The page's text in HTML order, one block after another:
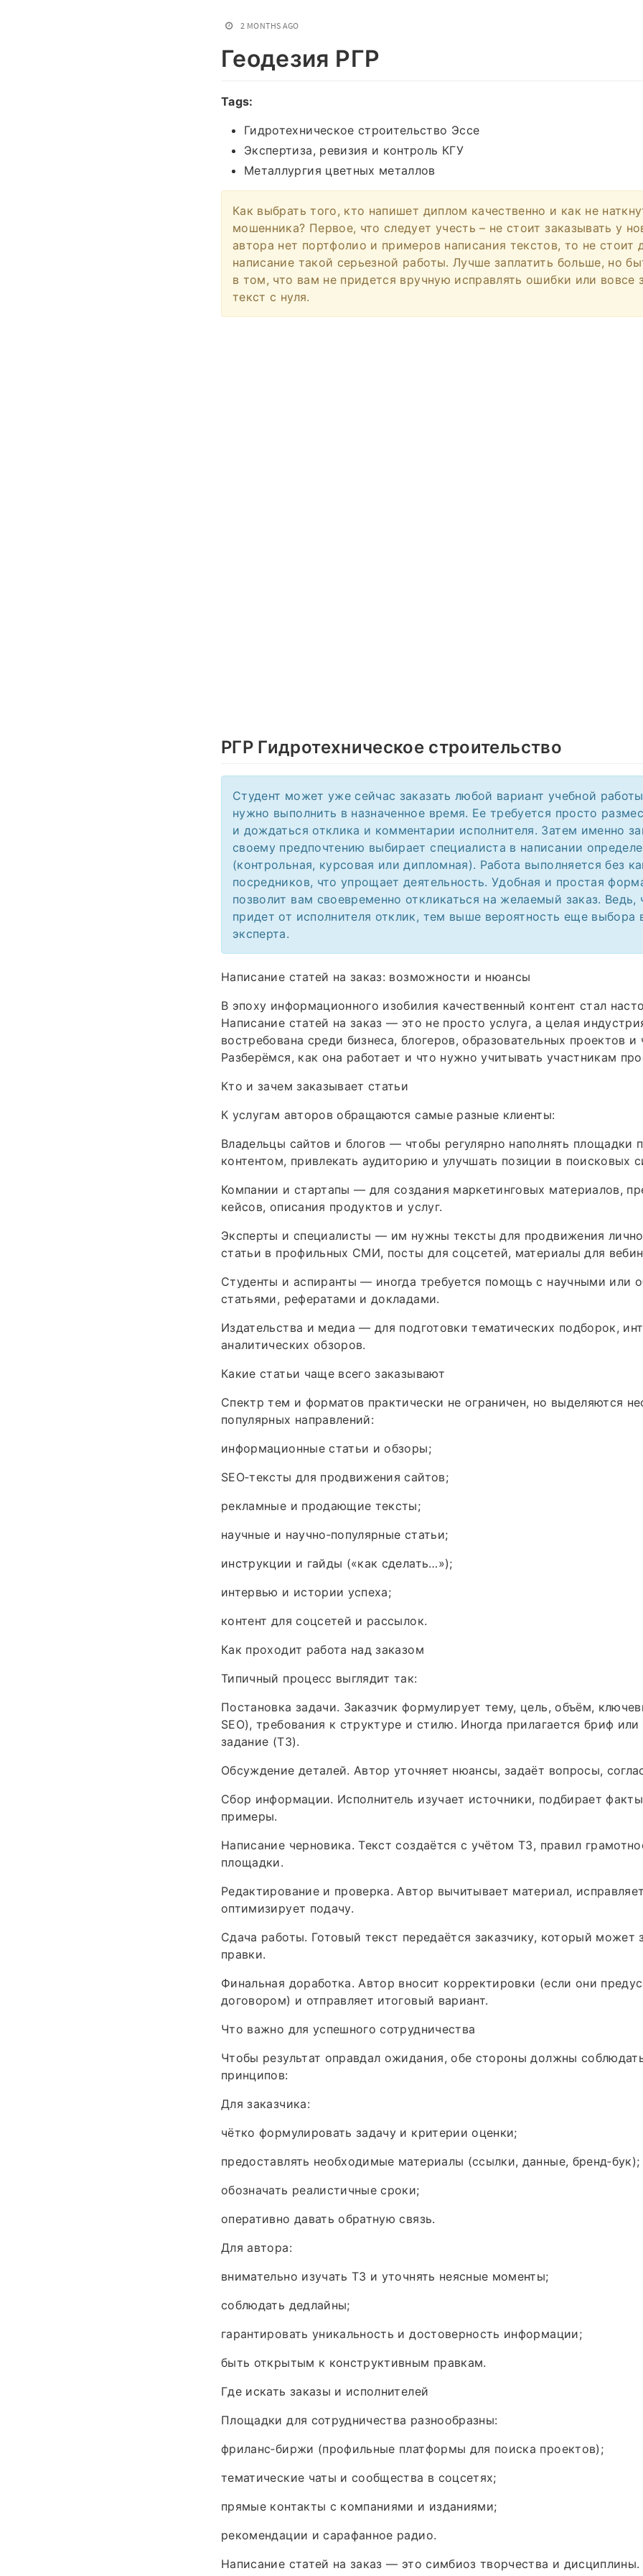
2 MONTHS AGO
Геодезия РГР
Tags:
Гидротехническое строительство Эссе
Экспертиза, ревизия и контроль КГУ
Металлургия цветных металлов
Как выбрать того, кто напишет диплом качественно и как не
мошенника? Первое, что следует учесть – не стоит заказывать у
автора нет портфолио и примеров написания текстов, то не стоит
написание такой серьезной работы. Лучше заплатить больше, но
в том, что вам не придется вручную исправлять ошибки или вовсе
текст с нуля.
РГР Гидротехническое строительство
Студент может уже сейчас заказать любой вариант учебной
нужно выполнить в назначенное время. Ее требуется просто
и дождаться отклика и комментарии исполнителя. Затем именно
своему предпочтению выбирает специалиста в написании
(контрольная, курсовая или дипломная). Работа выполняется без
посредников, что упрощает деятельность. Удобная и простая
позволит вам своевременно откликаться на желаемый заказ. Ведь,
придет от исполнителя отклик, тем выше вероятность еще выбора
эксперта.
Написание статей на заказ: возможности и нюансы
В эпоху информационного изобилия качественный контент стал
Написание статей на заказ — это не просто услуга, а целая
востребована среди бизнеса, блогеров, образовательных проектов и
Разберёмся, как она работает и что нужно учитывать участникам
Кто и зачем заказывает статьи
К услугам авторов обращаются самые разные клиенты:
Владельцы сайтов и блогов — чтобы регулярно наполнять площадки
контентом, привлекать аудиторию и улучшать позиции в поисковых
Компании и стартапы — для создания маркетинговых материалов,
кейсов, описания продуктов и услуг.
Эксперты и специалисты — им нужны тексты для продвижения
статьи в профильных СМИ, посты для соцсетей, материалы для
Студенты и аспиранты — иногда требуется помощь с научными или
статьями, рефератами и докладами.
Издательства и медиа — для подготовки тематических подборок,
аналитических обзоров.
Какие статьи чаще всего заказывают
Спектр тем и форматов практически не ограничен, но выделяются
популярных направлений:
информационные статьи и обзоры;
SEO‑тексты для продвижения сайтов;
рекламные и продающие тексты;
научные и научно‑популярные статьи;
инструкции и гайды («как сделать…»);
интервью и истории успеха;
контент для соцсетей и рассылок.
Как проходит работа над заказом
Типичный процесс выглядит так:
Постановка задачи. Заказчик формулирует тему, цель, объём,
SEO), требования к структуре и стилю. Иногда прилагается бриф или
задание (ТЗ).
Обсуждение деталей. Автор уточняет нюансы, задаёт вопросы,
Сбор информации. Исполнитель изучает источники, подбирает
примеры.
Написание черновика. Текст создаётся с учётом ТЗ, правил
площадки.
Редактирование и проверка. Автор вычитывает материал,
оптимизирует подачу.
Сдача работы. Готовый текст передаётся заказчику, который может
правки.
Финальная доработка. Автор вносит корректировки (если они
договором) и отправляет итоговый вариант.
Что важно для успешного сотрудничества
Чтобы результат оправдал ожидания, обе стороны должны
принципов:
Для заказчика:
чётко формулировать задачу и критерии оценки;
предоставлять необходимые материалы (ссылки, данные, бренд‑бук);
обозначать реалистичные сроки;
оперативно давать обратную связь.
Для автора:
внимательно изучать ТЗ и уточнять неясные моменты;
соблюдать дедлайны;
гарантировать уникальность и достоверность информации;
быть открытым к конструктивным правкам.
Где искать заказы и исполнителей
Площадки для сотрудничества разнообразны:
фриланс‑биржи (профильные платформы для поиска проектов);
тематические чаты и сообщества в соцсетях;
прямые контакты с компаниями и изданиями;
рекомендации и сарафанное радио.
Написание статей на заказ — это симбиоз творчества и дисциплины.